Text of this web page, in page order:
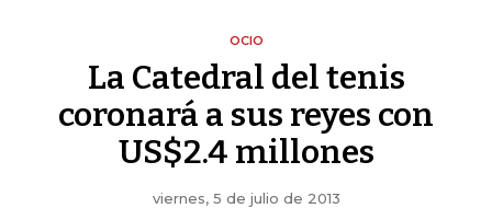
OCIO
La Catedral del tenis
coronará a sus reyes con
US$2.4 millones
viernes, 5 de julio de 2013